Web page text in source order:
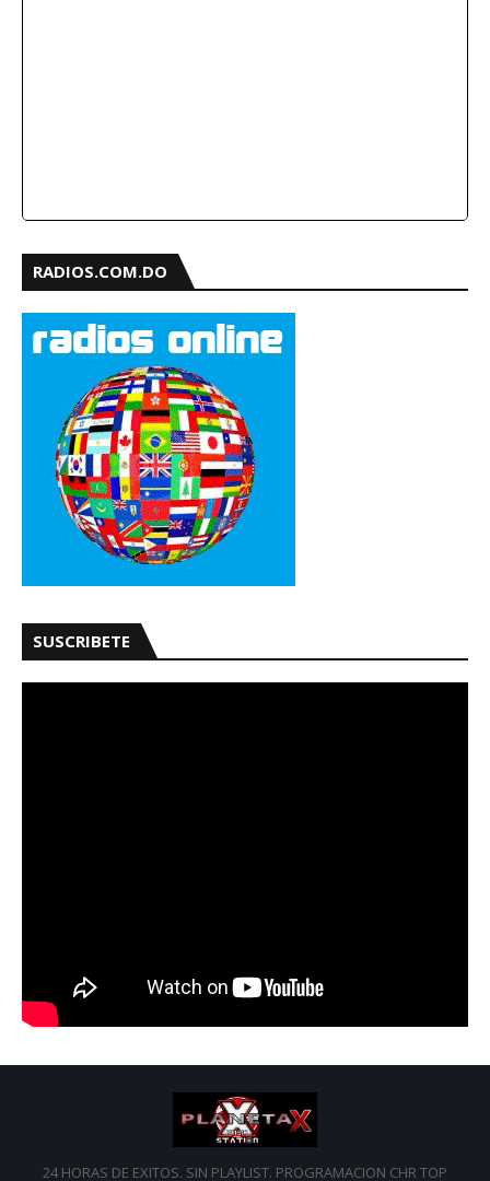
RADIOS.COM.DO
SUSCRIBETE
24 HORAS DE EXITOS. SIN PLAYLIST. PROGRAMACION CHR TOP